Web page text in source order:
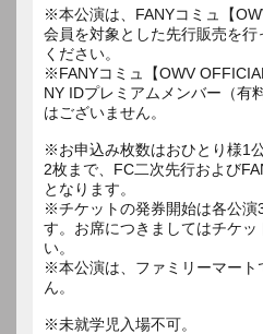
※本公演は、FANYコミュ【
会員を対象とした先行販売を
ください。
※FANYコミュ【OWV
NY IDプレミアムメンバー（有
はございません。
※お申込み枚数はおひとり様1
2枚まで、FC二次先行および
となります。
※チケットの発券開始は各公演
す。お席につきましてはチケッ
い。
※本公演は、ファミリーマート
ん。
※未就学児入場不可。